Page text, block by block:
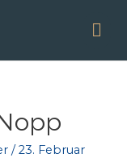
/ 23. Februar